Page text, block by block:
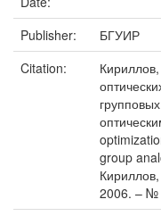
Publisher:
БГУИР
Citation:
group
2006. – №